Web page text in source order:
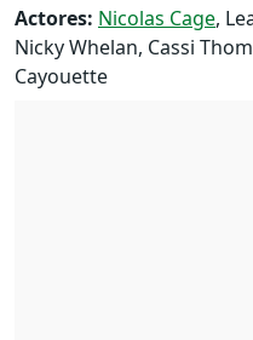
Actores: Nicolas Cage,
Nicky Whelan, Cassi
Cayouette